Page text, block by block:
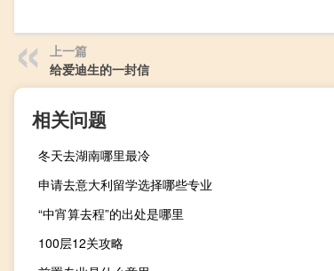
上一篇
给爱迪生的一封信
相关问题
冬天去湖南哪里最冷
申请去意大利留学选择哪些专业
“中宵算去程”的出处是哪里
100层12关攻略